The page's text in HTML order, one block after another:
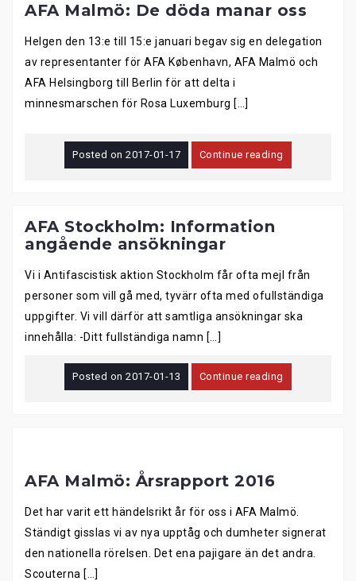
AFA Malmö: De döda manar oss
Helgen den 13:e till 15:e januari begav sig en delegation
av representanter för AFA København, AFA Malmö och
AFA Helsingborg till Berlin för att delta i
minnesmarschen för Rosa Luxemburg […]
Posted on2017-01-17 Continue reading
AFA Stockholm: Information
angående ansökningar
Vi i Antifascistisk aktion Stockholm får ofta mejl från
personer som vill gå med, tyvärr ofta med ofullständiga
uppgifter. Vi vill därför att samtliga ansökningar ska
innehålla: -Ditt fullständiga namn […]
Posted on2017-01-13 Continue reading
AFA Malmö: Årsrapport 2016
Det har varit ett händelsrikt år för oss i AFA Malmö.
Ständigt gisslas vi av nya upptåg och dumheter signerat
den nationella rörelsen. Det ena pajigare än det andra.
Scouterna […]